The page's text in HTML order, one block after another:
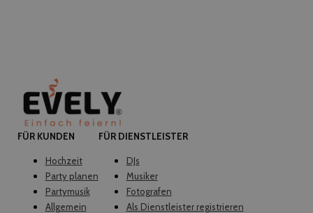
FÜR KUNDEN
Hochzeit
Party planen
Partymusik
Allgemein
FÜR DIENSTLEISTER
DJs
Musiker
Fotografen
Als Dienstleister registrieren